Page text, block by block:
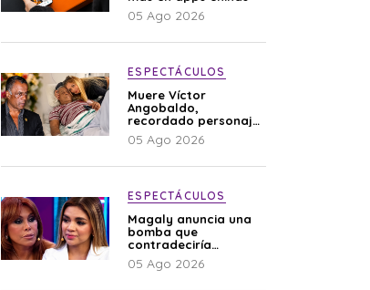
05 Ago 2026
ESPECTÁCULOS
Muere Víctor
Angobaldo,
recordado personaje
de la farándula y
expareja de Shirley
05 Ago 2026
ESPECTÁCULOS
Magaly anuncia una
bomba que
contradeciría
comunicado de La
Bella Luz: “Hay un
05 Ago 2026